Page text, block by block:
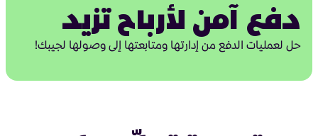
دفع آمن لأرباح تزيد
حل لعمليات الدفع من إدارتها ومتابعتها إلى وصولها لجيبك!